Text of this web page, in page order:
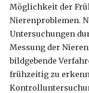
Möglichkeit der
Nierenproblemen.
Untersuchungen
Messung der
bildgebende
frühzeitig zu